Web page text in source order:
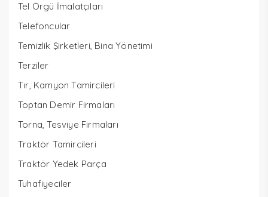
Tel Örgü İmalatçıları
Telefoncular
Temizlik Şirketleri, Bina Yönetimi
Terziler
Tır, Kamyon Tamircileri
Toptan Demir Firmaları
Torna, Tesviye Firmaları
Traktör Tamircileri
Traktör Yedek Parça
Tuhafiyeciler